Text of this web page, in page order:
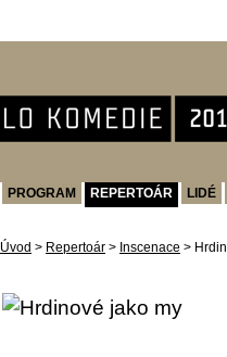
PROGRAM REPERTOÁR
LIDÉ
Úvod > Repertoár > Inscenace >